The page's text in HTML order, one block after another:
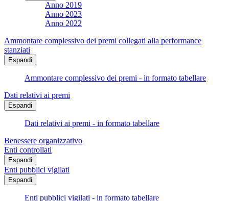
Anno 2019
Anno 2023
Anno 2022
Ammontare complessivo dei premi collegati alla performance
stanziati
Espandi
Ammontare complessivo dei premi - in formato tabellare
Dati relativi ai premi
Espandi
Dati relativi ai premi - in formato tabellare
Benessere organizzativo
Enti controllati
Espandi
Enti pubblici vigilati
Espandi
Enti pubblici vigilati - in formato tabellare